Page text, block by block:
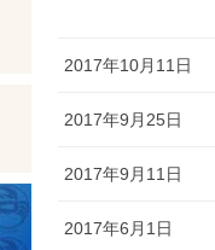
2017年10月11日
2017年9月25日
2017年9月11日
2017年6月1日